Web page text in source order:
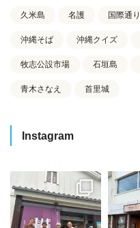
久米島 名護 国際通り
沖縄そば 沖縄クイズ
牧志公設市場 石垣島
青木さなえ 首里城
Instagram